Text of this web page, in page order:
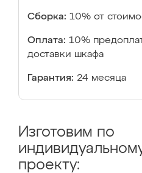
Сборка: 10% от
Оплата: 10%
доставки шкафа
Гарантия: 24 месяца
Изготовим по
проекту: